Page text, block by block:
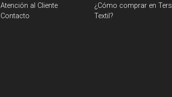
Atención al Cliente
Contacto
¿Cómo comprar en Ters
Textil?